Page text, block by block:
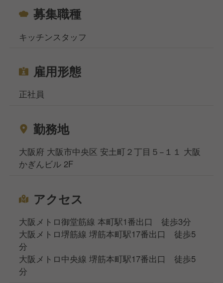
募集職種
キッチンスタッフ
雇用形態
正社員
勤務地
大阪府 大阪市中央区 安土町２丁目５−１１ 大阪
かぎんビル 2F
アクセス
大阪メトロ御堂筋線 本町駅1番出口 徒歩3分
大阪メトロ堺筋線 堺筋本町駅17番出口 徒歩5
分
大阪メトロ中央線 堺筋本町駅17番出口 徒歩5
分